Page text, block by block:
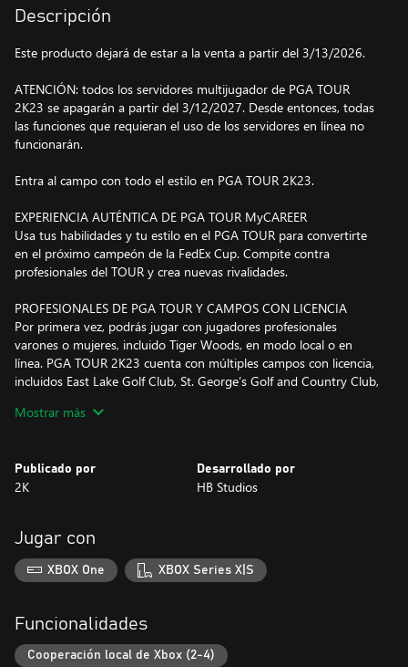
Descripción
Este producto dejará de estar a la venta a partir del 3/13/2026.
ATENCIÓN: todos los servidores multijugador de PGA TOUR
2K23 se apagarán a partir del 3/12/2027. Desde entonces, todas
las funciones que requieran el uso de los servidores en línea no
funcionarán.
Entra al campo con todo el estilo en PGA TOUR 2K23.
EXPERIENCIA AUTÉNTICA DE PGA TOUR MyCAREER
Usa tus habilidades y tu estilo en el PGA TOUR para convertirte
en el próximo campeón de la FedEx Cup. Compite contra
profesionales del TOUR y crea nuevas rivalidades.
PROFESIONALES DE PGA TOUR Y CAMPOS CON LICENCIA
Por primera vez, podrás jugar con jugadores profesionales
varones o mujeres, incluido Tiger Woods, en modo local o en
línea. PGA TOUR 2K23 cuenta con múltiples campos con licencia,
incluidos East Lake Golf Club, St. George’s Golf and Country Club,
Diseñador de campos, que tiene miles de objetos personalizables.
Con la opción de compartir entre plataformas, puedes compartir
línea.
TOPGOLF HA LLEGADO
Entra a Topgolf cuando quieras, por tu cuenta o con tu equipo,
ofrecerá emoción y diversión tanto a jugadores casuales como a
Mostrar más
Publicado por
2K
Desarrollado por
HB Studios
Jugar con
XBOX One XBOX Series X|S
Funcionalidades
Cooperación local de Xbox (2-4)